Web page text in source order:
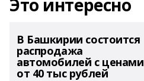
Это интересно
В Башкирии состоится
распродажа
автомобилей с ценами
от 40 тыс рублей